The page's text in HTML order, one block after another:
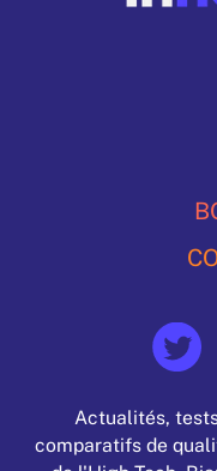
Actualités,
comparatifs de